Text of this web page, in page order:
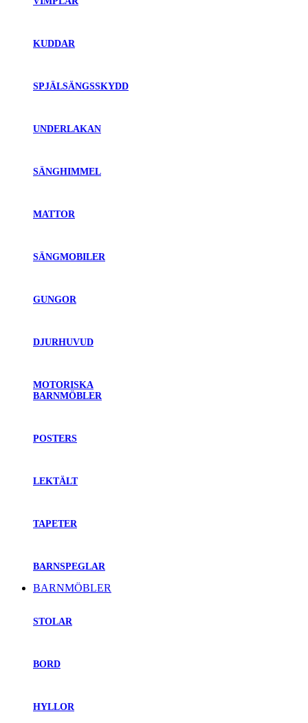
KUDDAR
SPJÄLSÄNGSSKYDD
UNDERLAKAN
SÄNGHIMMEL
MATTOR
SÄNGMOBILER
GUNGOR
DJURHUVUD
MOTORISKA
BARNMÖBLER
POSTERS
LEKTÄLT
TAPETER
BARNSPEGLAR
BARNMÖBLER
STOLAR
BORD
HYLLOR